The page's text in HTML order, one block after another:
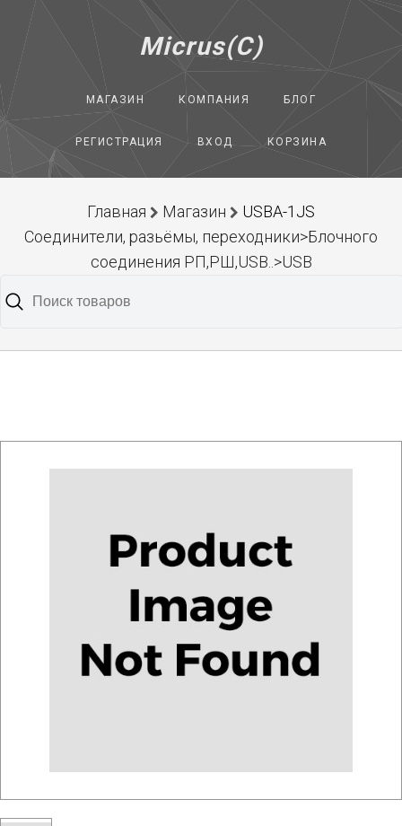
Micrus(C)
МАГАЗИН КОМПАНИЯ БЛОГ
РЕГИСТРАЦИЯ ВХОД КОРЗИНА
Главная Магазин
USBA-1JS
Соединители, разьёмы, переходники>Блочного
соединения РП,РШ,USB..>USB